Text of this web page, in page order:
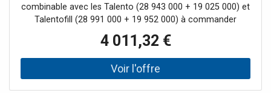
combinable avec les Talento (28 943 000 + 19 025 000) et
Talentofill (28 991 000 + 19 952 000) à commander
séparément Compatible avec vidange/trop-plein Viega
Multiplex Trio (unité fonctionnelle 6161.62/727970 plus kit
d'équipement Visign MT3 chromé 6161.13/725792) avec
tapis anti-drones insonorisants
4 011,32 €